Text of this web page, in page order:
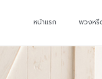
หน้าแรก พวงหรี